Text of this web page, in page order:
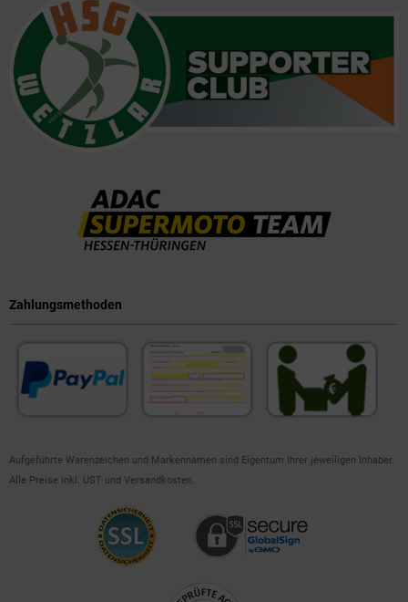
Zahlungsmethoden
Aufgeführte Warenzeichen und Markennamen sind Eigentum ihrer jeweiligen Inhaber.
Alle Preise inkl. UST und Versandkosten.